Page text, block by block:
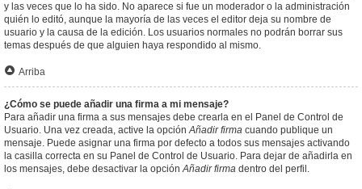
y las veces que lo ha sido. No aparece si fue un moderador o la administración
quién lo editó, aunque la mayoría de las veces el editor deja su nombre de
usuario y la causa de la edición. Los usuarios normales no podrán borrar sus
temas después de que alguien haya respondido al mismo.
Arriba
¿Cómo se puede añadir una firma a mi mensaje?
Para añadir una firma a sus mensajes debe crearla en el Panel de Control de
Usuario. Una vez creada, active la opciónAñadir firma cuando publique un
mensaje. Puede asignar una firma por defecto a todos sus mensajes activando
la casilla correcta en su Panel de Control de Usuario. Para dejar de añadirla en
los mensajes, debe desactivar la opciónAñadir firma dentro del perfil.